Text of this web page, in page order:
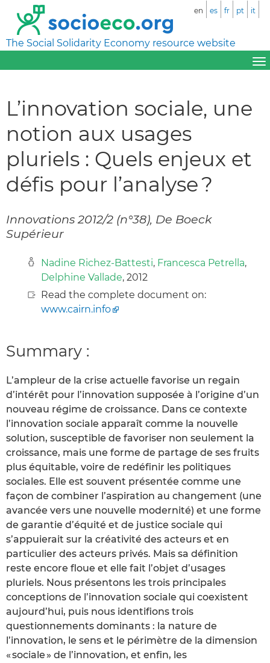
The Social Solidarity Economy resource website
en es fr pt it
L’innovation sociale, une
notion aux usages
pluriels : Quels enjeux et
défis pour l’analyse ?
Innovations 2012/2 (n°38), De Boeck
Supérieur
Nadine Richez-Battesti, Francesca Petrella,
Delphine Vallade, 2012
Read the complete document on:
www.cairn.info
Summary :
L’ampleur de la crise actuelle favorise un regain
d’intérêt pour l’innovation supposée à l’origine d’un
nouveau régime de croissance. Dans ce contexte
l’innovation sociale apparaît comme la nouvelle
solution, susceptible de favoriser non seulement la
croissance, mais une forme de partage de ses fruits
plus équitable, voire de redéfinir les politiques
sociales. Elle est souvent présentée comme une
façon de combiner l’aspiration au changement (une
avancée vers une nouvelle modernité) et une forme
de garantie d’équité et de justice sociale qui
s’appuierait sur la créativité des acteurs et en
particulier des acteurs privés. Mais sa définition
reste encore floue et elle fait l’objet d’usages
pluriels. Nous présentons les trois principales
conceptions de l’innovation sociale qui coexistent
aujourd’hui, puis nous identifions trois
questionnements dominants : la nature de
l’innovation, le sens et le périmètre de la dimension
« sociale » de l’innovation, et enfin, les